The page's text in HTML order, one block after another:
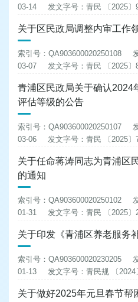
03-14
发文字号：青民 〔2025〕
关于区民政局调整内审工作
索引号：QA903600020250108
03-07
发文字号：青民 〔2025〕
青浦区民政局关于确认2024
评估等级的公告
索引号：QA903600020250107
03-06
发文字号：青民 〔2025〕
关于任命蒋涛同志为青浦区
的通知
索引号：QA903600020250102
01-31
发文字号：青民 〔2025〕
关于印发《青浦区养老服务
索引号：QA903600020230205
01-13
发文字号：青民规 〔2024
关于做好2025年元旦春节帮